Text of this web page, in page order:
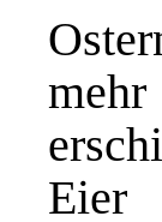
Eier